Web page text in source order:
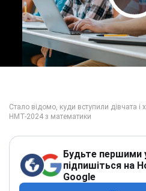
Будьте першими
підпишіться на
Google